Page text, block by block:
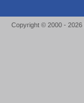
Copyright © 2000 -